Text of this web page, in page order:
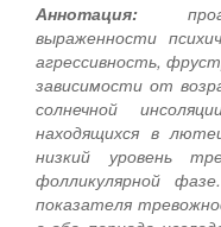
Аннотация:
выраженности
агрессивность,
зависимости от
солнечной
находящихся в
низкий уровень
фолликулярной
показателя